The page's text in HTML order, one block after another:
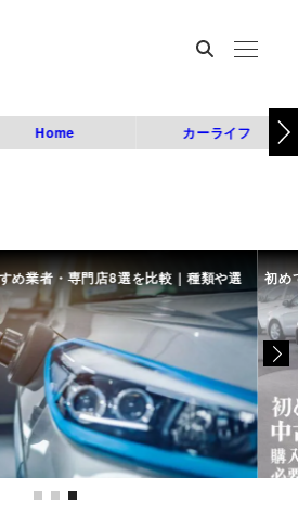
Home カーライフ
め業者・専門店8選を比較｜種類や選 初め